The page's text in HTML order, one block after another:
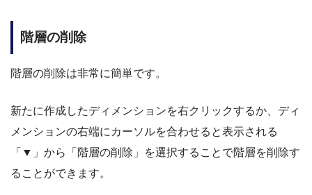
階層の削除
階層の削除は非常に簡単です。
新たに作成したディメンションを右クリックするか、ディ
メンションの右端にカーソルを合わせると表示される
「▼」から「階層の削除」を選択することで階層を削除す
ることができます。